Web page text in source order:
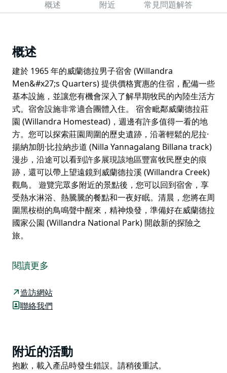
概述 附近 常見問題解答
概述
建於 1965 年的威蘭德拉男子宿舍 (Willandra
Men&#x27;s Quarters) 提供價格實惠的住宿，配備一些
基本設施，並讓您有機會深入了解早期牧民的內陸生活方
式。宿舍設施非常適合團體入住。 宿舍毗鄰威蘭德拉莊
園 (Willandra Homestead)，週邊有許多值得一看的地
方。您可以探索莊園周圍的歷史遺跡，沿著輕鬆的尼拉·
揚納加朗·比拉納步道 (Nilla Yannagalang Billana track)
漫步，沿途可以看到許多展現該地區豐富牧民歷史的痕
跡，還可以帶上望遠鏡到威蘭德拉溪 (Willandra Creek)
觀鳥。 遊覽完眾多附近的景點後，您可以回到宿舍，享
受熱水淋浴、熱騰騰的餐點和一夜好眠。清晨，您將在周
圍黑桉樹的鳥鳴聲中醒來，精神煥發，準備好在威蘭德拉
國家公園 (Willandra National Park) 開啟新的探險之
旅。
Quarters) 提供價格實惠的住宿，配備一些基本設施，並
讓您有機會深入了解早期牧民的內陸生活方式。宿舍設施
非常適合團體入住。
宿舍毗鄰威蘭德拉莊園 (Willandra Homestead)，週邊
現該地區豐富牧民歷史的痕跡，還可以帶上望遠鏡到威蘭
德拉溪 (Willandra Creek) 觀鳥。
閱讀更多
造訪網站
聯絡我們
Product
List
附近的活動
Product
抱歉，載入產品時發生錯誤。請稍後重試。